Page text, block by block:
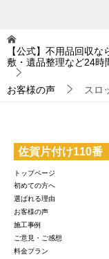
【公式】不用品回収
敷・遺品整理など24時
お客様の声 スロ
佐賀片付け110番
トップページ
初めての方へ
選ばれる理由
お客様の声
施工事例
ご意見・ご感想
料金プラン